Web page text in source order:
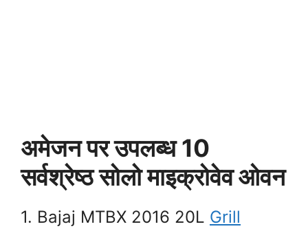
अमेजन पर उपलब्ध 10
सर्वश्रेष्ठ सोलो माइक्रोवेव ओवन
1. Bajaj MTBX 2016 20L Grill